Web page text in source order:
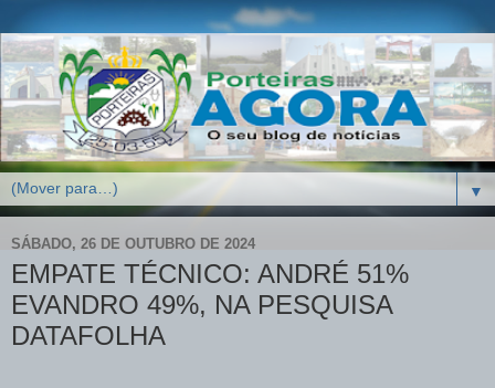
▼
SÁBADO, 26 DE OUTUBRO DE 2024
EMPATE TÉCNICO: ANDRÉ 51%
EVANDRO 49%, NA PESQUISA
DATAFOLHA